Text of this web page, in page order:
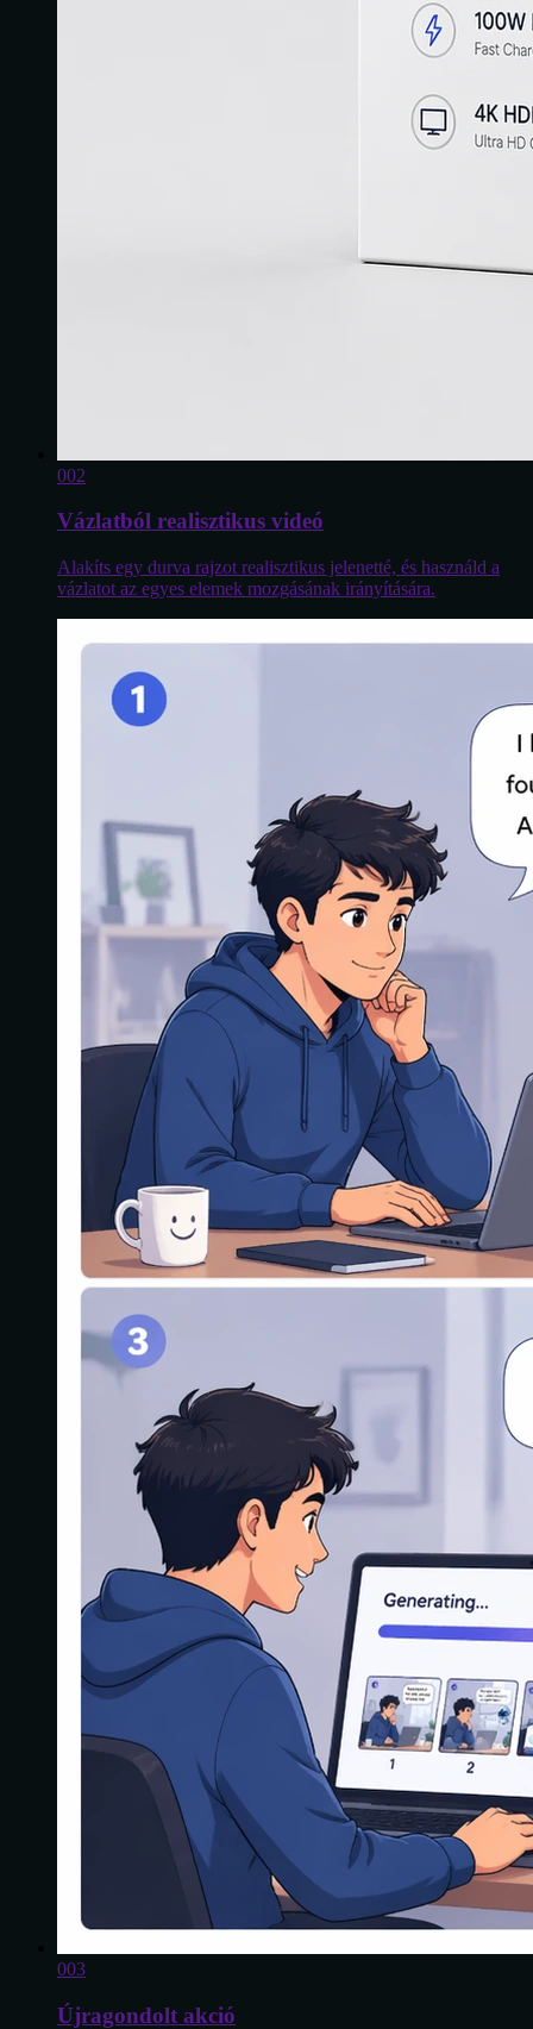
002
Vázlatból realisztikus videó
Alakíts egy durva rajzot realisztikus jelenetté, és használd a
vázlatot az egyes elemek mozgásának irányítására.
003
Újragondolt akció